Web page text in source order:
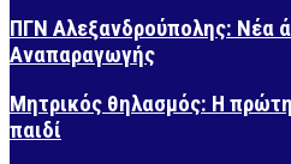
ΠΓΝ Αλεξανδρούπολης: Νέα
Αναπαραγωγής
Μητρικός θηλασμός: Η πρώτη
παιδί